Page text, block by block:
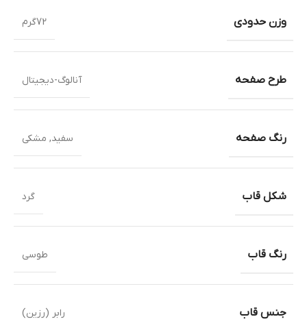
وزن حدودی 72گرم
طرح صفحه آنالوگ-دیجیتال
رنگ صفحه سفید, مشکی
شکل قاب گرد
رنگ قاب طوسی
جنس قاب رابر (رزین)